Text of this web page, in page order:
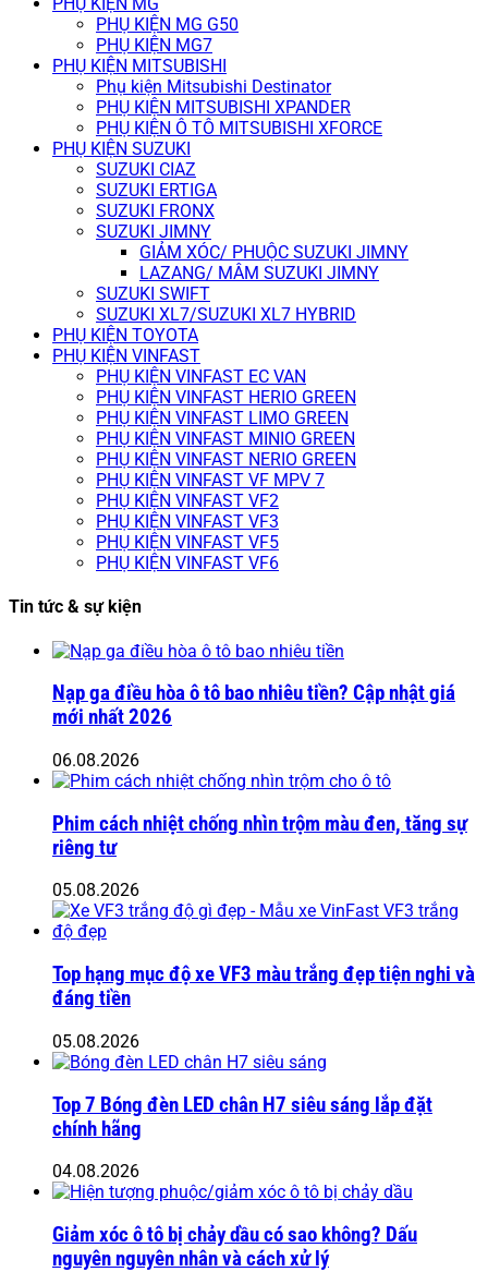
PHỤ KIỆN MG G50
PHỤ KIỆN MG7
PHỤ KIỆN MITSUBISHI
Phụ kiện Mitsubishi Destinator
PHỤ KIỆN MITSUBISHI XPANDER
PHỤ KIỆN Ô TÔ MITSUBISHI XFORCE
PHỤ KIỆN SUZUKI
SUZUKI CIAZ
SUZUKI ERTIGA
SUZUKI FRONX
SUZUKI JIMNY
GIẢM XÓC/ PHUỘC SUZUKI JIMNY
LAZANG/ MÂM SUZUKI JIMNY
SUZUKI SWIFT
SUZUKI XL7/SUZUKI XL7 HYBRID
PHỤ KIỆN TOYOTA
PHỤ KIỆN VINFAST
PHỤ KIỆN VINFAST EC VAN
PHỤ KIỆN VINFAST HERIO GREEN
PHỤ KIỆN VINFAST LIMO GREEN
PHỤ KIỆN VINFAST MINIO GREEN
PHỤ KIỆN VINFAST NERIO GREEN
PHỤ KIỆN VINFAST VF MPV 7
PHỤ KIỆN VINFAST VF2
PHỤ KIỆN VINFAST VF3
PHỤ KIỆN VINFAST VF5
PHỤ KIỆN VINFAST VF6
Tin tức & sự kiện
Nạp ga điều hòa ô tô bao nhiêu tiền? Cập nhật giá
mới nhất 2026
06.08.2026
Phim cách nhiệt chống nhìn trộm màu đen, tăng sự
riêng tư
05.08.2026
Top hạng mục độ xe VF3 màu trắng đẹp tiện nghi và
đáng tiền
05.08.2026
Top 7 Bóng đèn LED chân H7 siêu sáng lắp đặt
chính hãng
04.08.2026
Giảm xóc ô tô bị chảy dầu có sao không? Dấu
nguyên nguyên nhân và cách xử lý